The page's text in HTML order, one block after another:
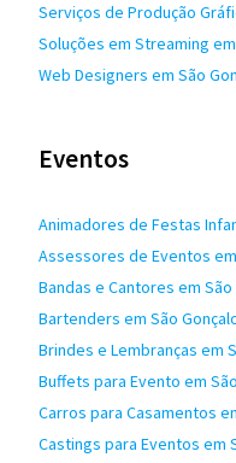
Serviços de Produção
Soluções em Streaming
Web Designers em São
Eventos
Animadores de Festas
Assessores de Eventos
Bandas e Cantores em São
Bartenders em São
Brindes e Lembranças em
Buffets para Evento em
Carros para Casamentos
Castings para Eventos em